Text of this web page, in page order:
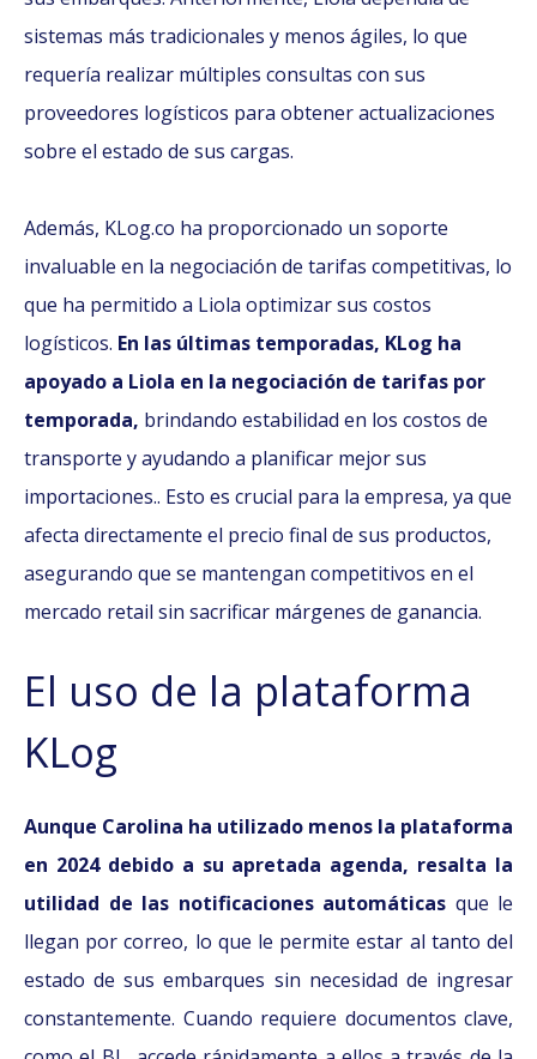
sistemas más tradicionales y menos ágiles, lo que
requería realizar múltiples consultas con sus
proveedores logísticos para obtener actualizaciones
sobre el estado de sus cargas.
Además, KLog.co ha proporcionado un soporte
invaluable en la negociación de tarifas competitivas, lo
que ha permitido a Liola optimizar sus costos
logísticos. En las últimas temporadas, KLog ha
apoyado a Liola en la negociación de tarifas por
temporada, brindando estabilidad en los costos de
transporte y ayudando a planificar mejor sus
importaciones.. Esto es crucial para la empresa, ya que
afecta directamente el precio final de sus productos,
asegurando que se mantengan competitivos en el
mercado retail sin sacrificar márgenes de ganancia.
El uso de la plataforma
KLog
Aunque Carolina ha utilizado menos la plataforma
en 2024 debido a su apretada agenda, resalta la
utilidad de las notificaciones automáticas que le
llegan por correo, lo que le permite estar al tanto del
estado de sus embarques sin necesidad de ingresar
constantemente. Cuando requiere documentos clave,